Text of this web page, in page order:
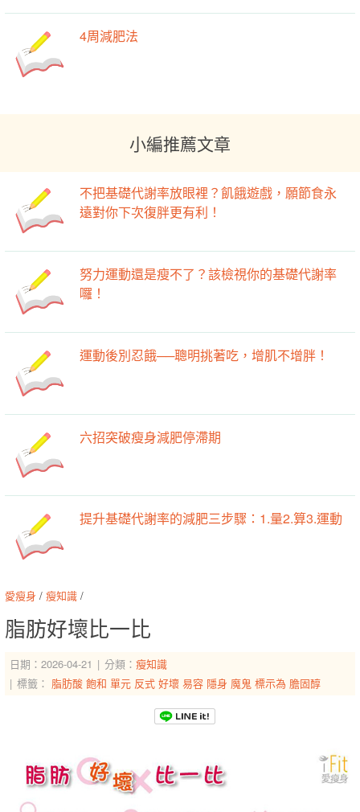
4周減肥法
小編推薦文章
不把基礎代謝率放眼裡？飢餓遊戲，願節食永
遠對你下次復胖更有利！
努力運動還是瘦不了？該檢視你的基礎代謝率
囉！
運動後別忍餓──聰明挑著吃，增肌不增胖！
六招突破瘦身減肥停滯期
提升基礎代謝率的減肥三步驟：1.量2.算3.運動
愛瘦身 / 瘦知識 /
脂肪好壞比一比
日期：2026-04-21 分類： 瘦知識
標籤： 脂肪酸 飽和 單元 反式 好壞 易容 隱身 魔鬼 標示為 膽固醇